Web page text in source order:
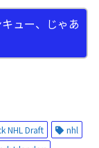
ュー、じゃあ
NHL Draft
nhl